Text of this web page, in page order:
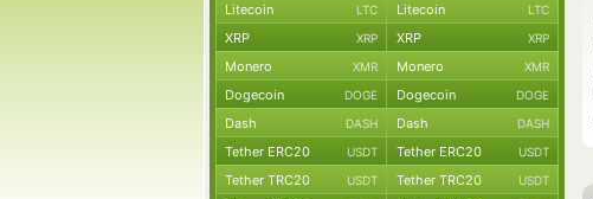
Litecoin LTC Litecoin LTC
XRP XRP XRP XRP
Monero XMR Monero XMR
Dogecoin DOGE Dogecoin DOGE
Dash DASH Dash DASH
Tether ERC20 USDT Tether ERC20 USDT
Tether TRC20 USDT Tether TRC20 USDT